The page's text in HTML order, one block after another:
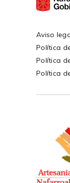
Aviso
Política
Política
Política